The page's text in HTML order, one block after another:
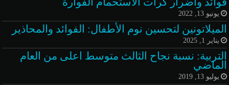
يونيو 13, 2022
الميلاتونين لتحسين نوم الأطفال: الفوائد والمحاذير
يناير 1, 2025
التربية: نسبة نجاح الثالث متوسط اعلى من العام
الماضي
يوليو 13, 2019